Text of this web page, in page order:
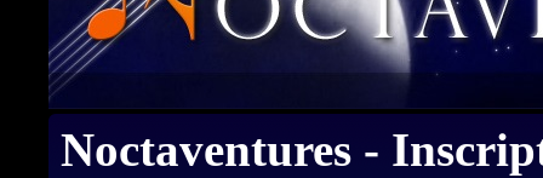
Noctaventures -